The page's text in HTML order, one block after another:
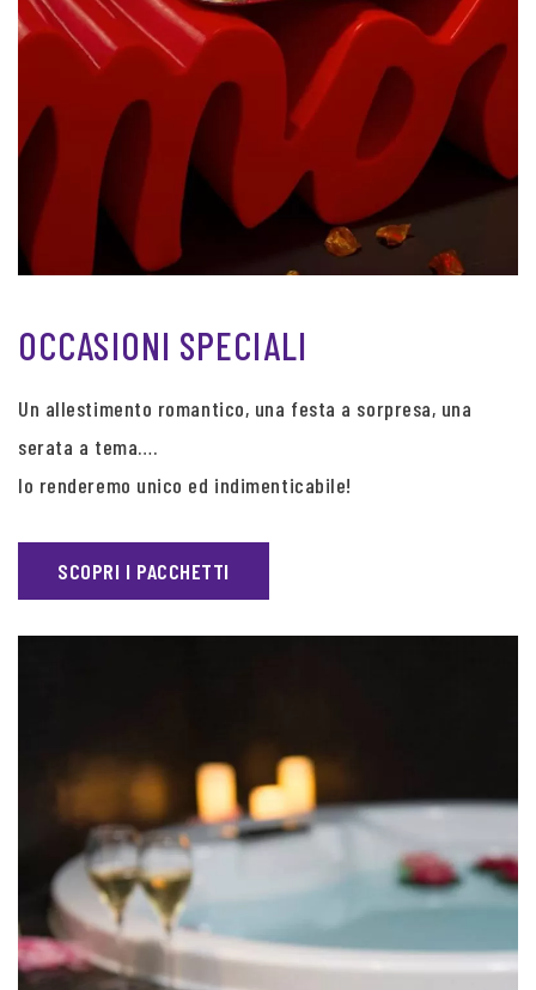
OCCASIONI SPECIALI
Un allestimento romantico, una festa a sorpresa, una
serata a tema….
lo renderemo unico ed indimenticabile!
SCOPRI I PACCHETTI